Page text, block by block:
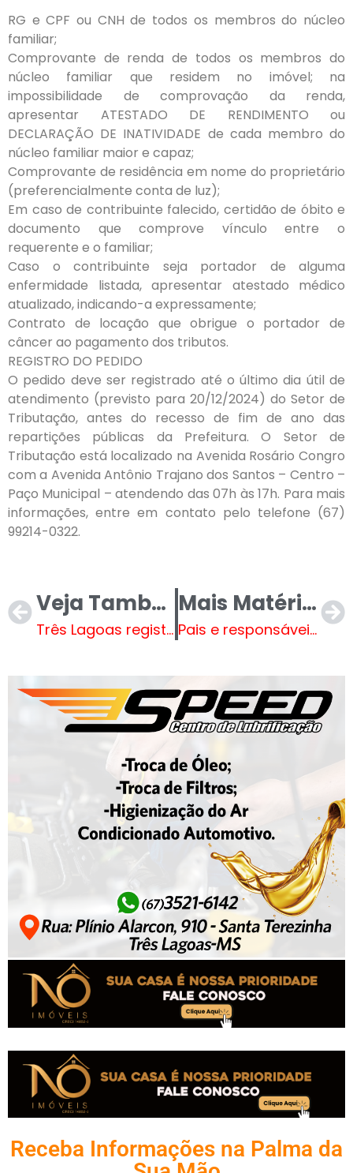
RG e CPF ou CNH de todos os membros do núcleo
familiar;
Comprovante de renda de todos os membros do
núcleo familiar que residem no imóvel; na
impossibilidade de comprovação da renda,
apresentar ATESTADO DE RENDIMENTO ou
DECLARAÇÃO DE INATIVIDADE de cada membro do
núcleo familiar maior e capaz;
Comprovante de residência em nome do proprietário
(preferencialmente conta de luz);
Em caso de contribuinte falecido, certidão de óbito e
documento que comprove vínculo entre o
requerente e o familiar;
Caso o contribuinte seja portador de alguma
enfermidade listada, apresentar atestado médico
atualizado, indicando-a expressamente;
Contrato de locação que obrigue o portador de
câncer ao pagamento dos tributos.
REGISTRO DO PEDIDO
O pedido deve ser registrado até o último dia útil de
atendimento (previsto para 20/12/2024) do Setor de
Tributação, antes do recesso de fim de ano das
repartições públicas da Prefeitura. O Setor de
Tributação está localizado na Avenida Rosário Congro
com a Avenida Antônio Trajano dos Santos – Centro –
Paço Municipal – atendendo das 07h às 17h. Para mais
informações, entre em contato pelo telefone (67)
99214-0322.
Veja Também
Três Lagoas registra 446 acidentes com escorpiões em 2024 e SMS intensifica orientações de prevenção
Mais Matérias
Pais e responsáveis já podem fazer a pré-matrícula de novos estudantes da REME em 2025
Receba Informações na Palma da